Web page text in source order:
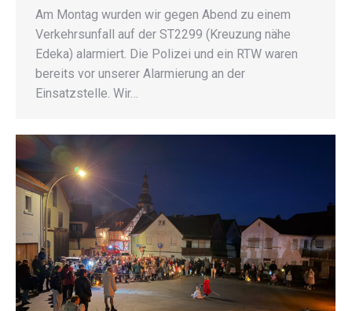
Am Montag wurden wir gegen Abend zu einem
Verkehrsunfall auf der ST2299 (Kreuzung nähe
Edeka) alarmiert. Die Polizei und ein RTW waren
bereits vor unserer Alarmierung an der
Einsatzstelle. Wir…